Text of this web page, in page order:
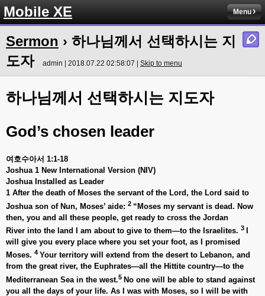
Mobile XE Menu
Sermon › 하나님께서 선택하시는 지
도자
admin | 2018.07.22 02:58:07 | Skip to menu
하나님께서 선택하시는 지도자
God’s chosen leader
여호수아서 1:1-18
Joshua 1 New International Version (NIV)
Joshua Installed as Leader
1 After the death of Moses the servant of the Lord, the Lord said to
Joshua son of Nun, Moses’ aide: 2 “Moses my servant is dead. Now
then, you and all these people, get ready to cross the Jordan
River into the land I am about to give to them—to the Israelites. 3
will give you every place where you set your foot, as I promised
Moses. 4 Your territory will extend from the desert to Lebanon, and
from the great river, the Euphrates—all the Hittite country—to the
Mediterranean Sea in the west.5 No one will be able to stand against
you all the days of your life. As I was with Moses, so I will be with